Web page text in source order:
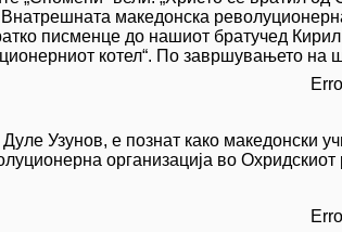
македонска
писменце до нашиот братучед
котел“. По завршувањето на
Узунов, е познат како македонски
организација во Охридскиот